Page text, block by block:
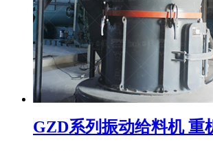
GZD系列振动给料机 重